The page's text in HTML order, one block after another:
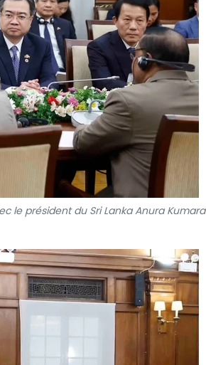
le président du Sri Lanka Anura Kumara